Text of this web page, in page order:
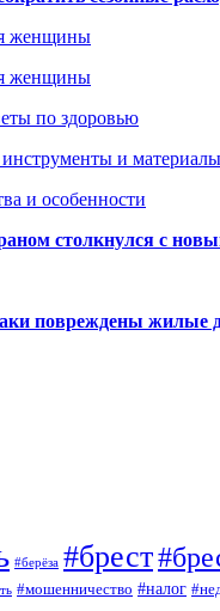
женщины
женщины
по здоровью
и материалы
и особенности
столкнулся с
повреждены жилые
#берёза #брест
#мошенничество #налог